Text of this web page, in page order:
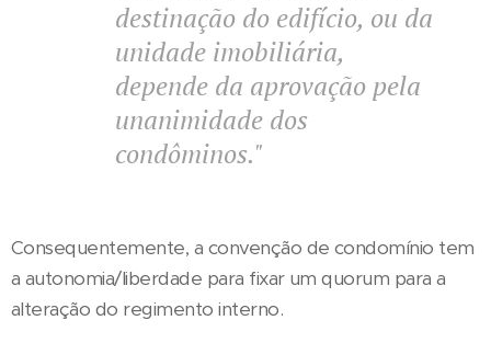
destinação do edifício, ou da
unidade imobiliária,
depende da aprovação pela
unanimidade dos
condôminos."
Consequentemente, a convenção de condomínio tem
a autonomia/liberdade para fixar um quorum para a
alteração do regimento interno.